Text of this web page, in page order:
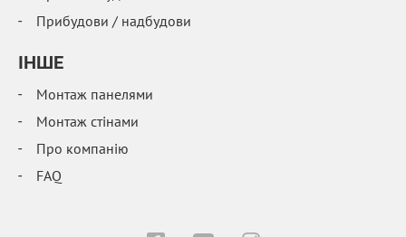
Прибудови / надбудови
IНШЕ
Монтаж панелями
Монтаж стінами
Про компанію
FAQ